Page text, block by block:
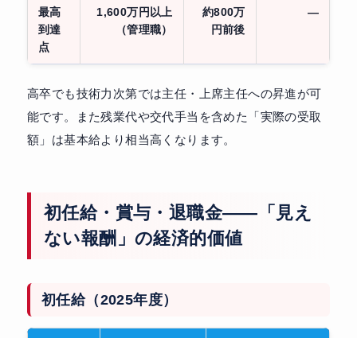
最高
到達
点
1,600万円以上
（管理職）
約800万
円前後
—
高卒でも技術力次第では主任・上席主任への昇進が可
能です。また残業代や交代手当を含めた「実際の受取
額」は基本給より相当高くなります。
初任給・賞与・退職金——「見え
ない報酬」の経済的価値
初任給（2025年度）